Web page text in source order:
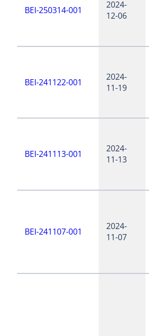
BEI-250314-001
2024-
12-06
BEI-241122-001
2024-
11-19
BEI-241113-001
2024-
11-13
BEI-241107-001
2024-
11-07